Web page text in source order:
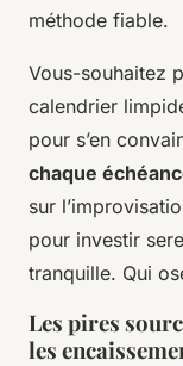
méthode fiable.
Vous-souhaitez
calendrier
pour s’en
chaque
sur
pour investir
tranquille. Qui
Les pires
les